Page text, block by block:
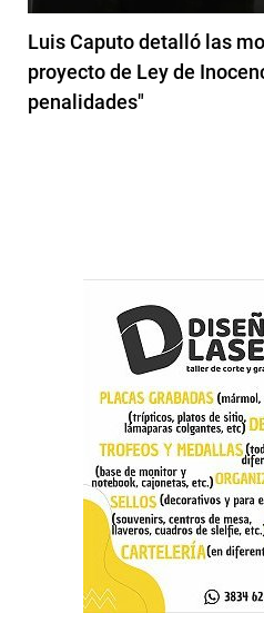
Luis Caputo detalló las
proyecto de Ley de
penalidades"